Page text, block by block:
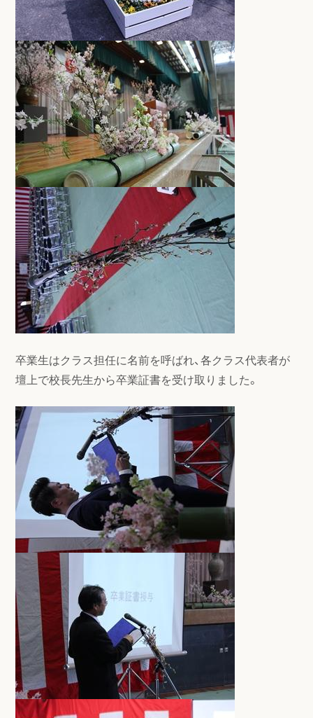
卒業生はクラス担任に名前を呼ばれ、各クラス代表者が
壇上で校長先生から卒業証書を受け取りました。